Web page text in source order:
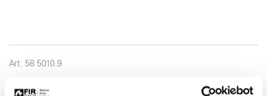
Art. 58.5010.9